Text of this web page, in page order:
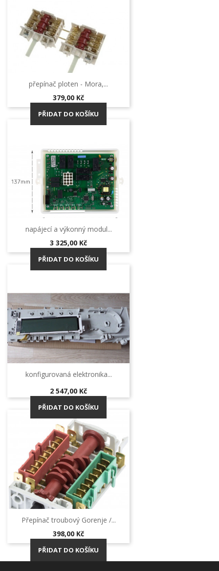
přepínač ploten - Mora,...
Cena
379,00 Kč
PŘIDAT DO KOŠÍKU
napájecí a výkonný modul...
Cena
3 325,00 Kč
PŘIDAT DO KOŠÍKU
konfigurovaná elektronika...
Cena
2 547,00 Kč
PŘIDAT DO KOŠÍKU
Přepínač troubový Gorenje /...
Cena
398,00 Kč
PŘIDAT DO KOŠÍKU